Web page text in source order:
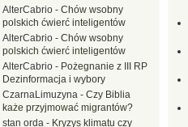
AlterCabrio - Chów wsobny
polskich ćwierć inteligentów
AlterCabrio - Chów wsobny
polskich ćwierć inteligentów
AlterCabrio - Pożegnanie z III RP
Dezinformacja i wybory
CzarnaLimuzyna - Czy Biblia
każe przyjmować migrantów?
stan orda - Kryzys klimatu czy